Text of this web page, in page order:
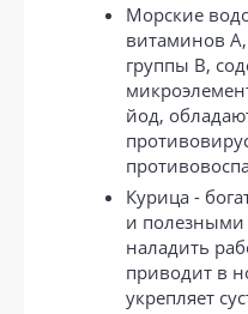
Морские
витаминов
группы B,
йод,
Курица -
и полезными
наладить
приводит в
укрепляет